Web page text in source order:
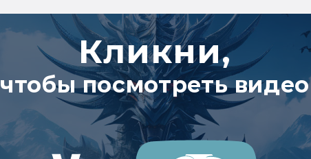
Кликни,
чтобы посмотреть видео